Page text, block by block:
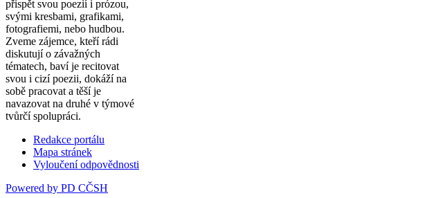
přispět svou poezií i prózou,
svými kresbami, grafikami,
fotografiemi, nebo hudbou.
Zveme zájemce, kteří rádi
diskutují o závažných
tématech, baví je recitovat
svou i cizí poezii, dokáží na
sobě pracovat a těší je
navazovat na druhé v týmové
tvůrčí spolupráci.
Redakce portálu
Mapa stránek
Vyloučení odpovědnosti
Powered by PD CČSH